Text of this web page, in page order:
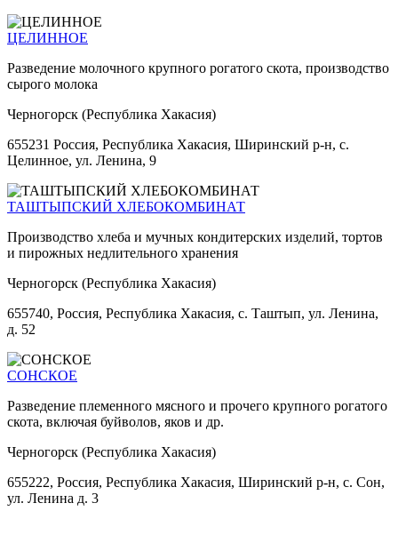
ЦЕЛИННОЕ
Разведение молочного крупного рогатого скота, производство
сырого молока
Черногорск (Республика Хакасия)
655231 Россия, Республика Хакасия, Ширинский р-н, с.
Целинное, ул. Ленина, 9
ТАШТЫПСКИЙ ХЛЕБОКОМБИНАТ
Производство хлеба и мучных кондитерских изделий, тортов
и пирожных недлительного хранения
Черногорск (Республика Хакасия)
655740, Россия, Республика Хакасия, с. Таштып, ул. Ленина,
д. 52
СОНСКОЕ
Разведение племенного мясного и прочего крупного рогатого
скота, включая буйволов, яков и др.
Черногорск (Республика Хакасия)
655222, Россия, Республика Хакасия, Ширинский р-н, с. Сон,
ул. Ленина д. 3